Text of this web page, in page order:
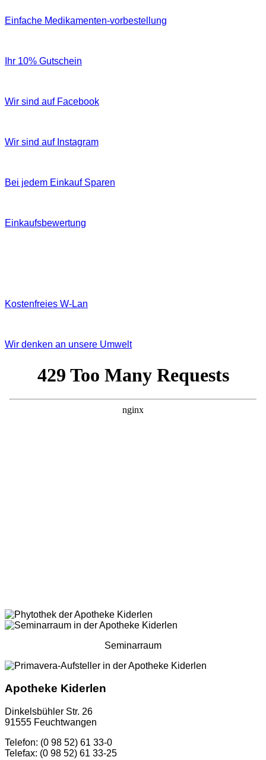
Einfache Medikamenten-vorbestellung
Ihr 10% Gutschein
Wir sind auf Facebook
Wir sind auf Instagram
Bei jedem Einkauf Sparen
Einkaufsbewertung
Kostenfreies W‐Lan
Wir denken an unsere Umwelt
Seminarraum
Apotheke Kiderlen
Dinkelsbühler Str. 26
91555 Feuchtwangen
Telefon: (0 98 52) 61 33-0
Telefax: (0 98 52) 61 33-25